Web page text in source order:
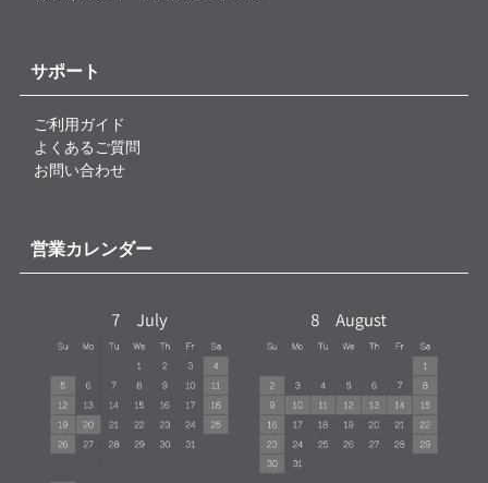
サポート
ご利用ガイド
よくあるご質問
お問い合わせ
営業カレンダー